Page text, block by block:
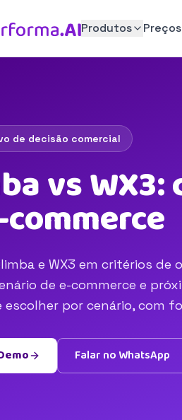
Produtos Preços
de decisão comercial
vs
e WX3 em critérios de
de e-commerce e
escolher por cenário, com
Falar no WhatsApp